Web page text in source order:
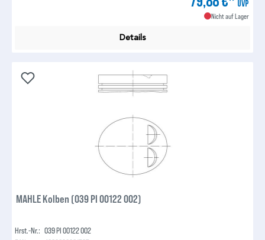
UVP
Nicht auf Lager
Details
MAHLE Kolben (039 PI 00122 002)
Hrst.-Nr.: 039 PI 00122 002